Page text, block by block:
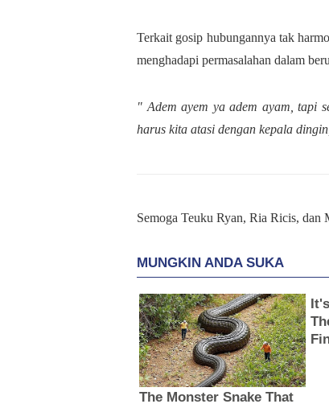
Terkait gosip hubungannya tak
menghadapi permasalahan dalam
" Adem ayem ya adem ayam, tapi
harus kita atasi dengan kepala
Semoga Teuku Ryan, Ria Ricis, dan